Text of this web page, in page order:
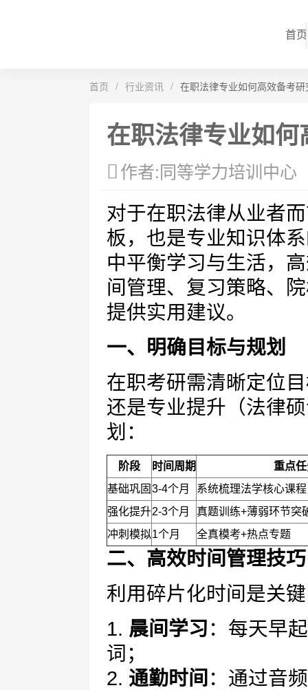
首页
首页 / 行业资讯 / 在职法律专业如何高效备考研
在职法律专业如
作者:同等学力培训中心
对于在职法律从业者
板，也是专业知识体
中平衡学习与生活，
间管理、复习策略、
提供实用建议。
一、明确目标与规划
在职考研需清晰定位
还是专业提升（法律
划：
阶段 时间周期
重点
基础巩固 3-4个月
系统梳理法学核心课
强化提升2-3个月
真题训练+薄弱环节突
冲刺模拟1个月 全真模考+热点专题
二、高效时间管理技巧
利用碎片化时间是关
1. 晨间学习 ：每天早
词；
2. 通勤时间 ：通过音